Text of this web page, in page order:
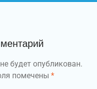
будет опубликован.
помечены *